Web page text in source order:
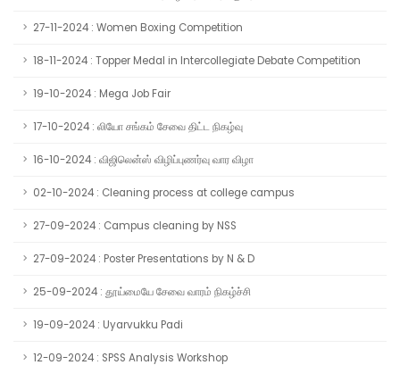
27-11-2024 : Women Boxing Competition
18-11-2024 : Topper Medal in Intercollegiate Debate Competition
19-10-2024 : Mega Job Fair
17-10-2024 : லியோ சங்கம் சேவை திட்ட நிகழ்வு
16-10-2024 : விஜிலென்ஸ் விழிப்புணர்வு வார விழா
02-10-2024 : Cleaning process at college campus
27-09-2024 : Campus cleaning by NSS
27-09-2024 : Poster Presentations by N & D
25-09-2024 : தூய்மையே சேவை வாரம் நிகழ்ச்சி
19-09-2024 : Uyarvukku Padi
12-09-2024 : SPSS Analysis Workshop